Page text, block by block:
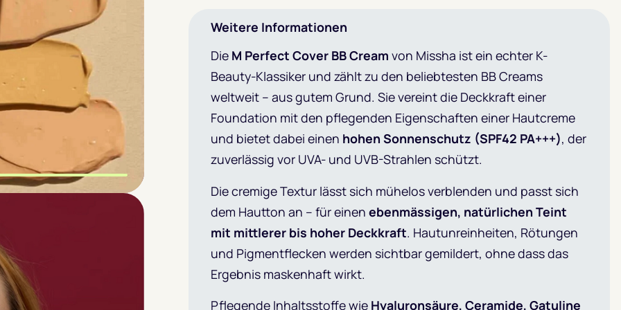
Slide wechseln
Slide wechseln
Slide wechseln
Weitere Informationen
Die M Perfect Cover BB Cream von Missha ist ein echter K-
Beauty-Klassiker und zählt zu den beliebtesten BB Creams
weltweit – aus gutem Grund. Sie vereint die Deckkraft einer
Foundation mit den pflegenden Eigenschaften einer Hautcreme
und bietet dabei einen hohen Sonnenschutz (SPF42 PA+++), der
zuverlässig vor UVA- und UVB-Strahlen schützt.
Die cremige Textur lässt sich mühelos verblenden und passt sich
dem Hautton an – für einen ebenmässigen, natürlichen Teint
mit mittlerer bis hoher Deckkraft. Hautunreinheiten, Rötungen
und Pigmentflecken werden sichtbar gemildert, ohne dass das
Ergebnis maskenhaft wirkt.
Pflegende Inhaltsstoffe wie Hyaluronsäure, Ceramide, Gatuline